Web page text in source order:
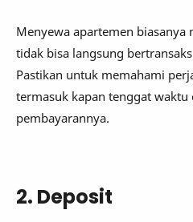
Menyewa apartemen
tidak bisa langsung
Pastikan untuk memahami
termasuk kapan tenggat
pembayarannya.
2. Deposit